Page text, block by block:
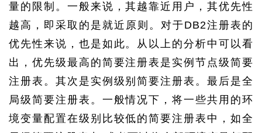
量的限制。一般来说，其越靠近用户，其优先性
越高，即采取的是就近原则。对于DB2注册表的
优先性来说，也是如此。从以上的分析中可以看
出，优先级最高的简要注册表是实例节点级简要
注册表。其次是实例级别简要注册表。最后是全
局级简要注册表。一般情况下，将一些共用的环
境变量配置在级别比较低的简要注册表中，如全